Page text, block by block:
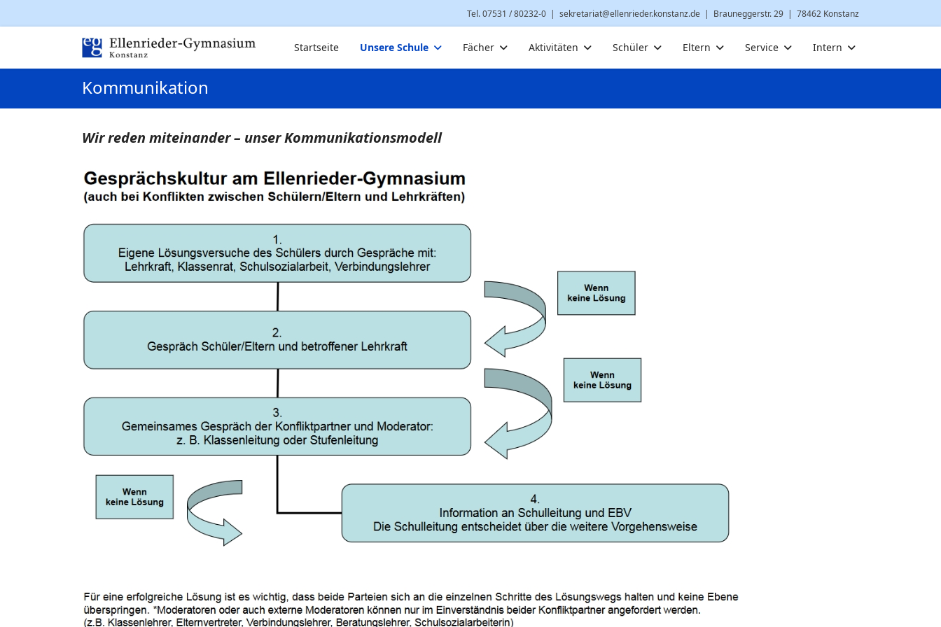
Tel. 07531 / 80232-0 | sekretariat@ellenrieder.konstanz.de | Brauneggerstr. 29 | 78462 Konstanz
Startseite Unsere Schule Fächer Aktivitäten Schüler Eltern Service Intern
Kommunikation
Wir reden miteinander – unser Kommunikationsmodell